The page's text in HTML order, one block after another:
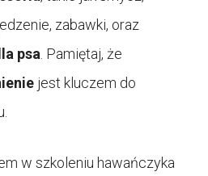
zabawki, oraz
psa . Pamiętaj, że
jest kluczem do
w szkoleniu hawańczyka